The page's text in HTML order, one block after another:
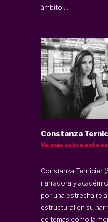
ámbito ...
Constanza
Ve más sobre esta
Constanza Ternicier
narradora y
por una estrecha
estructural en su
de temas como la